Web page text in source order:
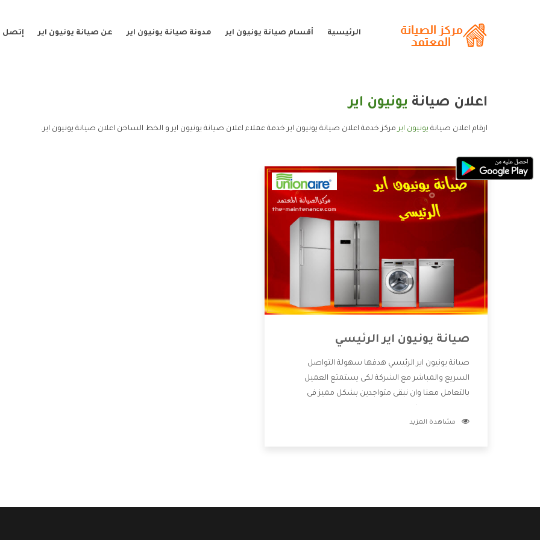
الرئيسية أقسام صيانة يونيون اير مدونة صيانة يونيون اير عن صيانة يونيون اير إتصل
اعلان صيانة يونيون اير
ارقام اعلان صيانة يونيون ايرمركز خدمة اعلان صيانة يونيون اير خدمة عملاء اعلان صيانة يونيون اير و الخط الساخن اعلان صيانة يونيون اير.
صيانة يونيون اير الرئيسي
صيانة يونيون اير الرئيسي هدفها سهولة التواصل
السريع والمباشر مع الشركة لكى يستمتع العميل
بالتعامل معنا وان نبقى متواجدين بشكل مميز فى
للعميل وان يستمتع بالخدمات التى تنفرد الشركة بها
مشاهدة المزيد